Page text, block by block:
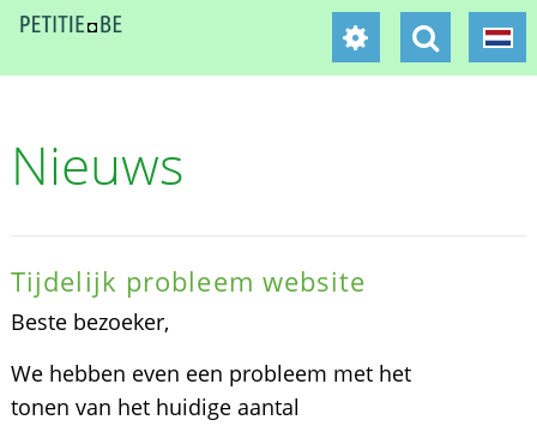
Nieuws
Tijdelijk probleem website
Beste bezoeker,
We hebben even een probleem met het
tonen van het huidige aantal